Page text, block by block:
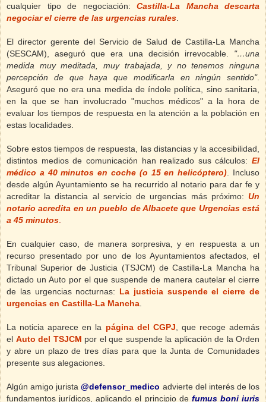
cualquier tipo de negociación: Castilla-La Mancha descarta
negociar el cierre de las urgencias rurales
El director gerente del Servicio de Salud de Castilla-La Mancha
(SESCAM), aseguró que era una decisión irrevocable. "…una
medida muy meditada, muy trabajada, y no tenemos ninguna
percepción de que haya que modificarla en ningún sentido".
Aseguró que no era una medida de índole política, sino sanitaria,
en la que se han involucrado "muchos médicos" a la hora de
evaluar los tiempos de respuesta en la atención a la población en
estas localidades.
Sobre estos tiempos de respuesta, las distancias y la accesibilidad,
distintos medios de comunicación han realizado sus cálculos: El
médico a 40 minutos en coche (o 15 en helicóptero) . Incluso
desde algún Ayuntamiento se ha recurrido al notario para dar fe y
acreditar la distancia al servicio de urgencias más próximo: Un
notario acredita en un pueblo de Albacete que Urgencias está
a 45 minutos
En cualquier caso, de manera sorpresiva, y en respuesta a un
recurso presentado por uno de los Ayuntamientos afectados, el
Tribunal Superior de Justicia (TSJCM) de Castilla-La Mancha ha
dictado un Auto por el que suspende de manera cautelar el cierre
de las urgencias nocturnas: La justicia suspende el cierre de
urgencias en Castilla-La Mancha
La noticia aparece en la página del CGPJ , que recoge además
el Auto del TSJCM por el que suspende la aplicación de la Orden
y abre un plazo de tres días para que la Junta de Comunidades
presente sus alegaciones.
Algún amigo jurista@defensor_medico advierte del interés de los
fundamentos jurídicos, aplicando el principio de fumus boni iuris